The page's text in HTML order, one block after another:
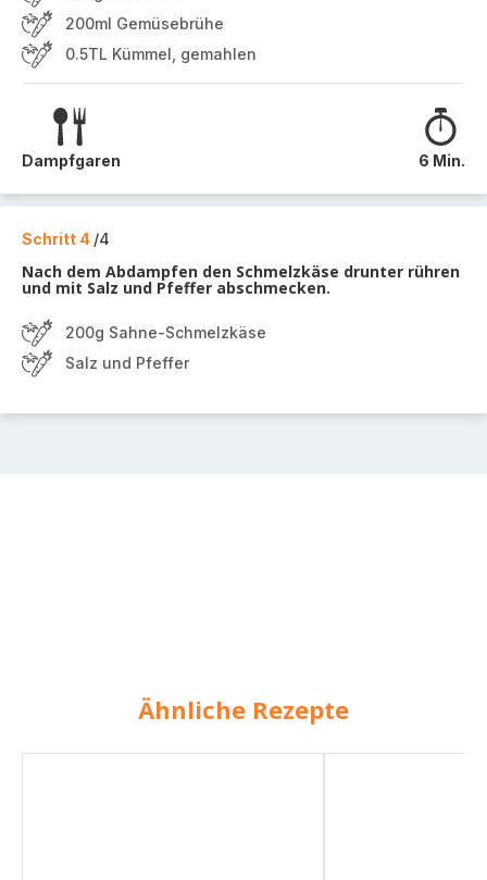
200ml Gemüsebrühe
0.5TL Kümmel, gemahlen
Dampfgaren 6 Min.
Schritt 4 /4
Nach dem Abdampfen den Schmelzkäse drunter rühren
und mit Salz und Pfeffer abschmecken.
200g Sahne-Schmelzkäse
Salz und Pfeffer
Ähnliche Rezepte